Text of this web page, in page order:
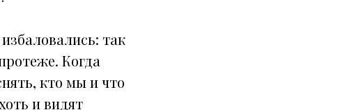
так
Когда
кто мы и что
и видят